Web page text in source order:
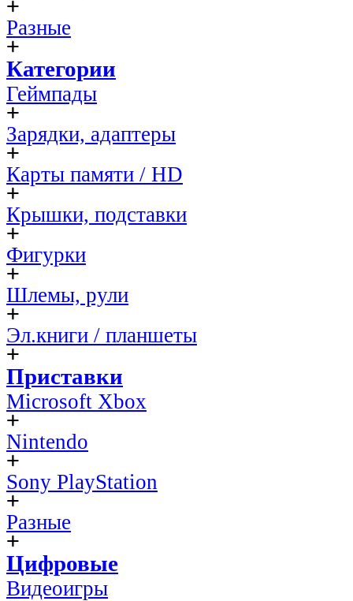
Разные
Категории
Геймпады
Зарядки, адаптеры
Карты памяти / HD
Крышки, подставки
Фигурки
Шлемы, рули
Эл.книги / планшеты
Приставки
Microsoft Xbox
Nintendo
Sony PlayStation
Разные
Цифровые
Видеоигры